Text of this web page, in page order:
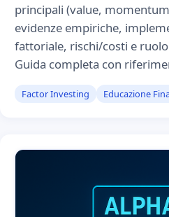
principali (value,
evidenze empiriche,
fattoriale, rischi/costi e
Guida completa con
Factor Investing Educazione